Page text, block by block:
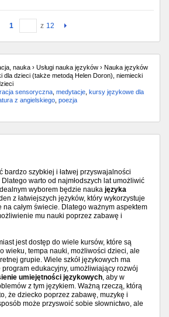
1 z 12
nauka › Usługi nauka języków › Nauka języków
dla dzieci (także metodą Helen Doron), niemiecki
sensoryczna medytacje kursy językowe dla
z angielskiego poezja
bardzo szybkiej i łatwej przyswajalności
warto od najmłodszych lat umożliwić
wyborem będzie nauka języka
z łatwiejszych języków, który wykorzystuje
całym świecie. Dlatego ważnym aspektem
mu nauki poprzez zabawę i
jest dostęp do wiele kursów, które są
wieku, tempa nauki, możliwości dzieci, ale
grupie. Wiele szkół językowych ma
edukacyjny, umożliwiający rozwój
umiejętności językowych, aby w
z tym językiem. Ważną rzeczą, którą
że dziecko poprzez zabawę, muzykę i
może przyswoić sobie słownictwo, ale